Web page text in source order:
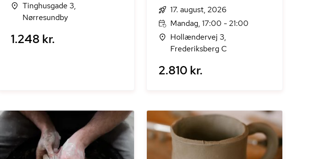
Tinghusgade 3,
Nørresundby
1.248 kr.
17. august, 2026
Mandag, 17:00 - 21:00
Hollændervej 3,
Frederiksberg C
2.810 kr.